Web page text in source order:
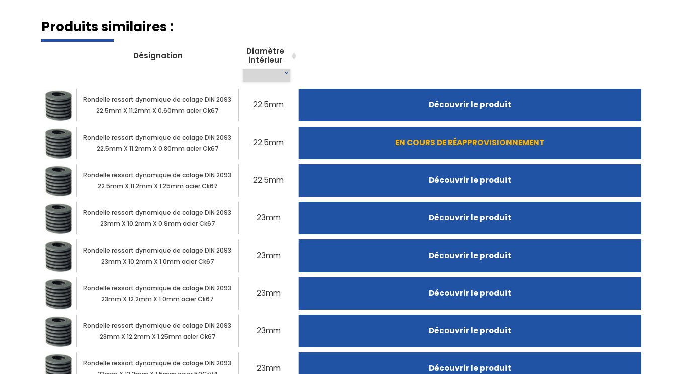
Produits similaires :
Désignation
Diamètre
intérieur
Rondelle ressort dynamique de calage DIN 2093
22.5mm X 11.2mm X 0.60mm acier Ck67
22.5mm Découvrir le produit
Rondelle ressort dynamique de calage DIN 2093
22.5mm X 11.2mm X 0.80mm acier Ck67
22.5mm EN COURS DE RÉAPPROVISIONNEMENT
Rondelle ressort dynamique de calage DIN 2093
22.5mm X 11.2mm X 1.25mm acier Ck67
22.5mm Découvrir le produit
Rondelle ressort dynamique de calage DIN 2093
23mm X 10.2mm X 0.9mm acier Ck67
23mm Découvrir le produit
Rondelle ressort dynamique de calage DIN 2093
23mm X 10.2mm X 1.0mm acier Ck67
23mm Découvrir le produit
Rondelle ressort dynamique de calage DIN 2093
23mm X 12.2mm X 1.0mm acier Ck67
23mm Découvrir le produit
Rondelle ressort dynamique de calage DIN 2093
23mm X 12.2mm X 1.25mm acier Ck67
23mm Découvrir le produit
Rondelle ressort dynamique de calage DIN 2093
23mm Découvrir le produit